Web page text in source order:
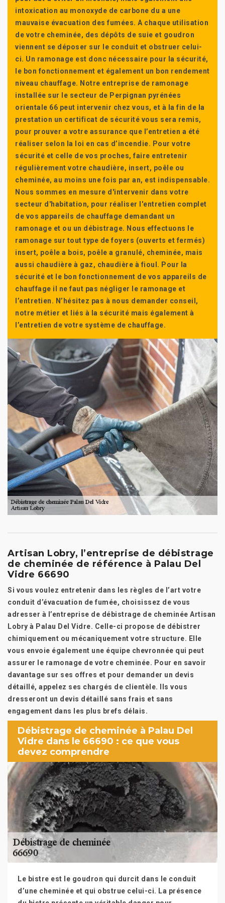
intoxication au monoxyde de carbone du a une
mauvaise évacuation des fumées. A chaque utilisation
de votre cheminée, des dépôts de suie et goudron
viennent se déposer sur le conduit et obstruer celui-
ci. Un ramonage est donc nécessaire pour la sécurité,
le bon fonctionnement et également un bon rendement
niveau chauffage. Notre entreprise de ramonage
installée sur le secteur de Perpignan pyrénées
orientale 66 peut intervenir chez vous, et à la fin de la
prestation un certificat de sécurité vous sera remis,
pour prouver a votre assurance que l’entretien a été
réaliser selon la loi en cas d’incendie. Pour votre
sécurité et celle de vos proches, faire entretenir
régulièrement votre chaudière, insert, poêle ou
cheminée, au moins une fois par an, est indispensable.
Nous sommes en mesure d'intervenir dans votre
secteur d'habitation, pour réaliser l'entretien complet
de vos appareils de chauffage demandant un
ramonage et ou un débistrage. Nous effectuons le
ramonage sur tout type de foyers (ouverts et fermés)
insert, poêle a bois, poêle a granulé, cheminée, mais
aussi chaudière à gaz, chaudière à fioul. Pour la
sécurité et le bon fonctionnement de vos appareils de
chauffage il ne faut pas négliger le ramonage et
l’entretien. N’hésitez pas à nous demander conseil,
notre métier et liés à la sécurité mais également à
l’entretien de votre système de chauffage.
Artisan Lobry, l’entreprise de débistrage
de cheminée de référence à Palau Del
Vidre 66690
Si vous voulez entretenir dans les règles de l’art votre
conduit d’évacuation de fumée, choisissez de vous
adresser à l’entreprise de débistrage de cheminée Artisan
Lobry à Palau Del Vidre. Celle-ci propose de débistrer
chimiquement ou mécaniquement votre structure. Elle
vous envoie également une équipe chevronnée qui peut
assurer le ramonage de votre cheminée. Pour en savoir
davantage sur ses offres et pour demander un devis
détaillé, appelez ses chargés de clientèle. Ils vous
dresseront un devis détaillé sans frais et sans
engagement dans les plus brefs délais.
Débistrage de cheminée à Palau Del
Vidre dans le 66690 : ce que vous
devez comprendre
Le bistre est le goudron qui durcit dans le conduit
d’une cheminée et qui obstrue celui-ci. La présence